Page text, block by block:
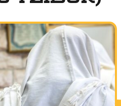
del Templo